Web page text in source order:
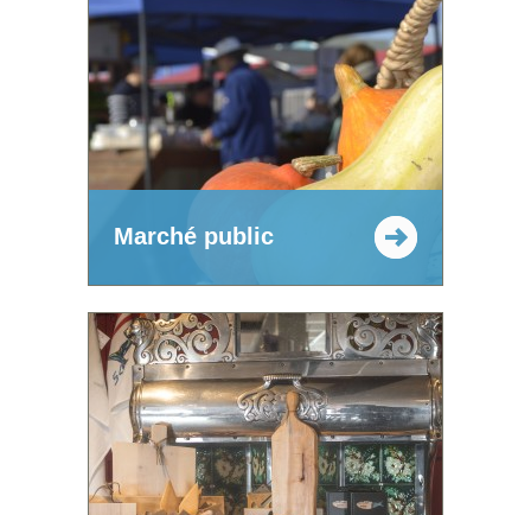
Marché public